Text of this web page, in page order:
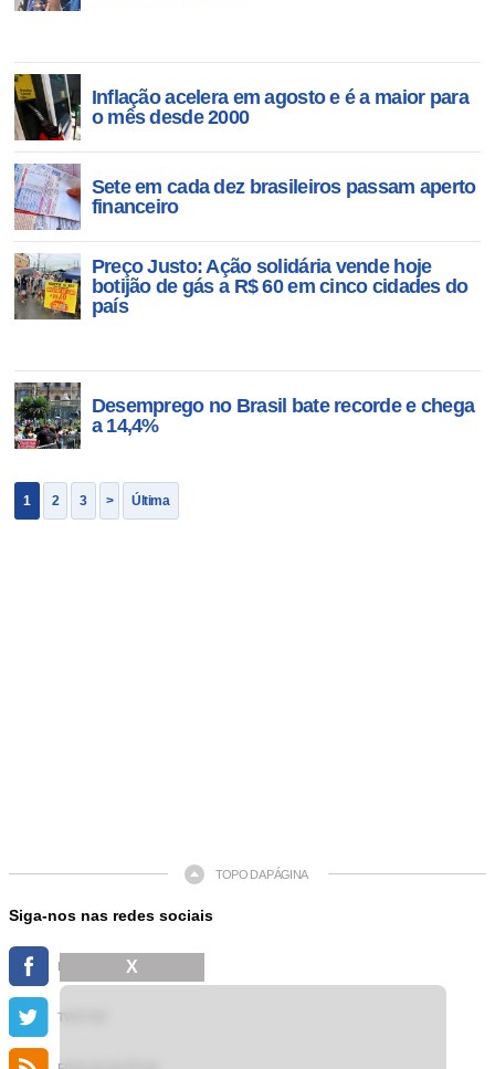
Inflação acelera em agosto e é a maior para
o mês desde 2000
Sete em cada dez brasileiros passam aperto
financeiro
Preço Justo: Ação solidária vende hoje
botijão de gás a R$ 60 em cinco cidades do
país
Desemprego no Brasil bate recorde e chega
a 14,4%
1 2 3 > Última
TOPO DA PÁGINA
Siga-nos nas redes sociais
FACEBOOK
TWITTER
X